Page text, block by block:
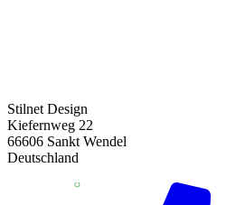
Stilnet Design
Kiefernweg 22
66606 Sankt Wendel
Deutschland